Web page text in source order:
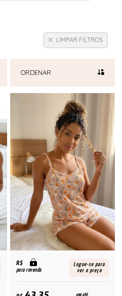
LIMPAR FILTROS
ORDENAR
R$
para revenda
Logue-se para
ver o preço